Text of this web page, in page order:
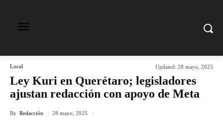
Local Updated: 28 mayo, 2025
Ley Kuri en Querétaro; legisladores
ajustan redacción con apoyo de Meta
By Redacción 28 mayo, 2025